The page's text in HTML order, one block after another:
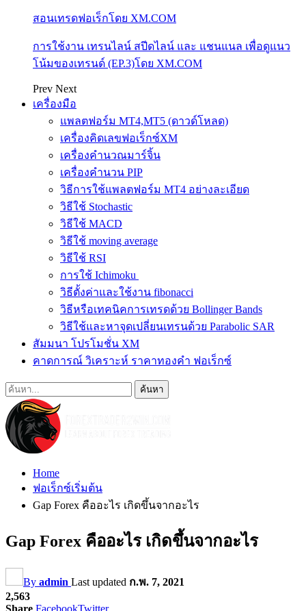
สอนเทรดฟอเร็กโดย XM.COM
การใช้งาน เทรนไลน์ สปีดไลน์ และ แชนแนล เพื่อดูแนว
โน้มของเทรนด์ (EP.3)โดย XM.COM
Prev Next
เครื่องมือ
แพลตฟอร์ม MT4,MT5 (ดาวด์โหลด)
เครื่องคิดเลขฟอเร็กซ์XM
เครื่องคำนวณมาร์จิ้น
เครื่องคำนวน PIP
วิธีการใช้แพลตฟอร์ม MT4 อย่างละเอียด
วิธีใช้ Stochastic
วิธีใช้ MACD
วิธีใช้ moving average
วิธีใช้ RSI
การใช้ Ichimoku
วิธีตั้งค่าและใช้งาน fibonacci
วิธีหรือเทคนิคการเทรดด้วย Bollinger Bands
วิธีใช้และหาจุดเปลี่ยนเทรนด้วย Parabolic SAR
สัมมนา โปรโมชั่น XM
คาดการณ์ วิเคราะห์ ราคาทองคำ ฟอเร็กซ์
Home
ฟอเร็กซ์เริ่มต้น
Gap Forex คืออะไร เกิดขึ้นจากอะไร
Gap Forex คืออะไร เกิดขึ้นจากอะไร
By admin Last updated ก.พ. 7, 2021
2,563
Share FacebookTwitter